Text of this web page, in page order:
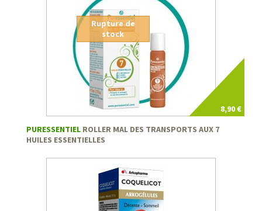
8,90 €
Rupture de
stock
PURESSENTIEL ROLLER MAL DES TRANSPORTS AUX 7
HUILES ESSENTIELLES